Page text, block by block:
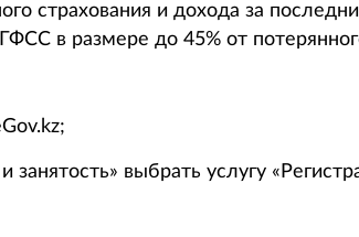
страхования и дохода за
в размере до 45% от
занятость» выбрать услугу